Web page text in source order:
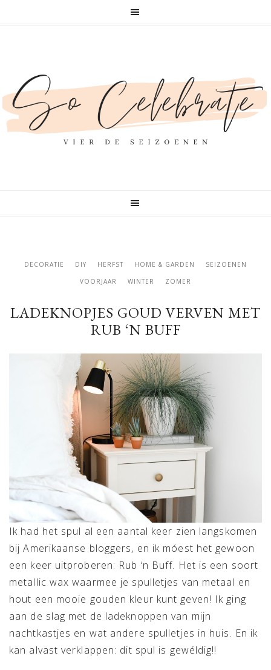
DECORATIE DIY HERFST HOME & GARDEN
SEIZOENEN
VOORJAAR
WINTER ZOMER
LADEKNOPJES GOUD VERVEN MET
RUB ‘N BUFF
Ik had het spul al een aantal keer zien langskomen
bij Amerikaanse bloggers, en ik móest het gewoon
een keer uitproberen: Rub ‘n Buff. Het is een soort
metallic wax waarmee je spulletjes van metaal en
hout een mooie gouden kleur kunt geven! Ik ging
aan de slag met de ladeknoppen van mijn
nachtkastjes en wat andere spulletjes in huis. En ik
kan alvast verklappen: dit spul is gewéldig!!